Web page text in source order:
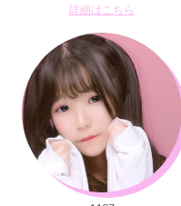
詳細はこちら